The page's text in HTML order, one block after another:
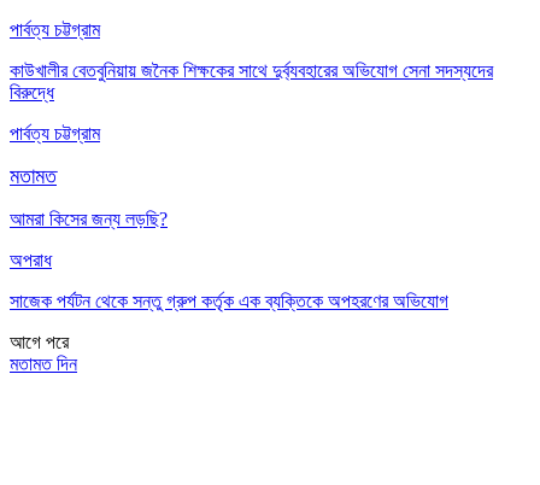
পার্বত্য চট্টগ্রাম
কাউখালীর বেতবুনিয়ায় জনৈক শিক্ষকের সাথে দুর্ব্যবহারের অভিযোগ সেনা সদস্যদের
বিরুদ্ধে
পার্বত্য চট্টগ্রাম
মতামত
আমরা কিসের জন্য লড়ছি?
অপরাধ
সাজেক পর্যটন থেকে সন্তু গ্রুপ কর্তৃক এক ব্যক্তিকে অপহরণের অভিযোগ
আগে পরে
মতামত দিন